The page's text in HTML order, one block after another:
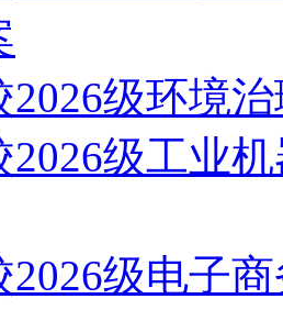
2026级环境
2026级工业
2026级电子